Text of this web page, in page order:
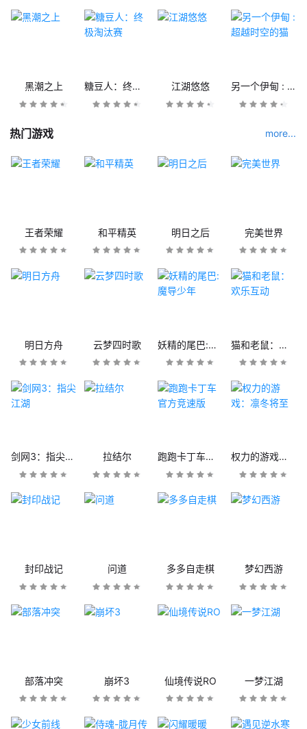
黑潮之上 糖豆人：终极淘汰赛 江湖悠悠 另一个伊甸 : 超越时空的猫
热门游戏 more...
王者荣耀 和平精英 明日之后 完美世界
明日方舟 云梦四时歌 妖精的尾巴:魔导少年 猫和老鼠：欢乐互动
剑网3：指尖江湖 拉结尔 跑跑卡丁车官方竞速版 权力的游戏：凛冬将至
封印战记 问道 多多自走棋 梦幻西游
部落冲突 崩坏3 仙境传说RO 一梦江湖